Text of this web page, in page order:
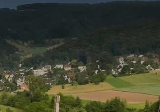
Raiffeisenbank